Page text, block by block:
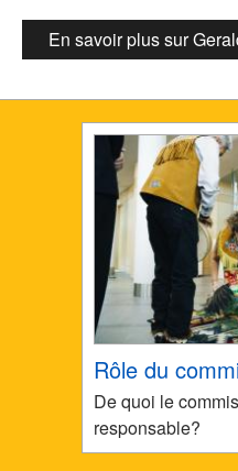
En savoir plus sur
Rôle du
De quoi le
responsable?